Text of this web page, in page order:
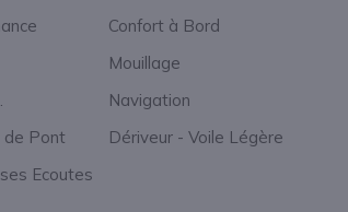
de Pont
Ecoutes
Confort à Bord
Mouillage
Navigation
Dériveur - Voile Légère